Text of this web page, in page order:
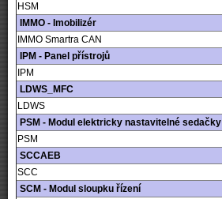
HSM
IMMO - Imobilizér
IMMO Smartra CAN
IPM - Panel přístrojů
IPM
LDWS_MFC
LDWS
PSM - Modul elektricky nastavitelné sedačky
PSM
SCCAEB
SCC
SCM - Modul sloupku řízení